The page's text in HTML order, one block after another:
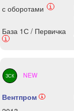
с оборотами
i
База 1С / Первичка
i
ЗСК NEW
Вентпром i